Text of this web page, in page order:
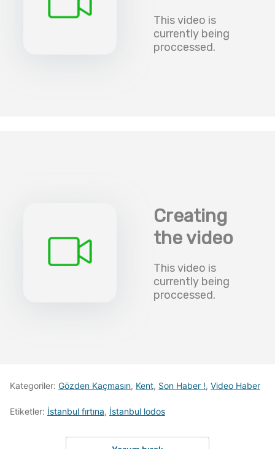
Kategoriler: Gözden Kaçmasın, Kent, Son Haber !, Video Haber
Etiketler: İstanbul fırtına, İstanbul lodos